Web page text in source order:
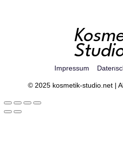
Impressum
© 2025 kosmetik-studio.net |